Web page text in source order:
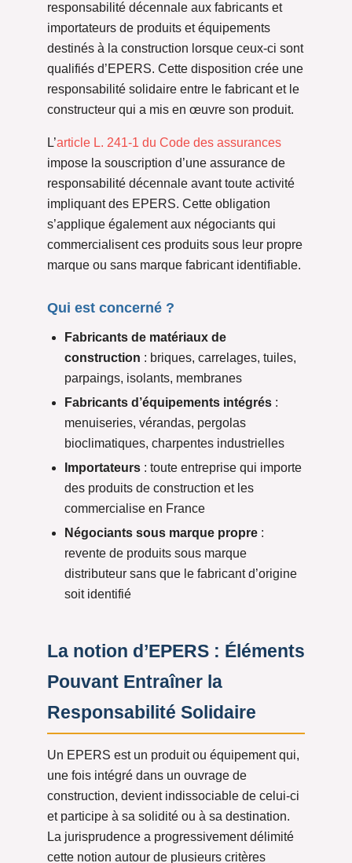
responsabilité décennale aux fabricants et
importateurs de produits et équipements
destinés à la construction lorsque ceux-ci sont
qualifiés d’EPERS. Cette disposition crée une
responsabilité solidaire entre le fabricant et le
constructeur qui a mis en œuvre son produit.
L’article L. 241-1 du Code des assurances
impose la souscription d’une assurance de
responsabilité décennale avant toute activité
impliquant des EPERS. Cette obligation
s’applique également aux négociants qui
commercialisent ces produits sous leur propre
marque ou sans marque fabricant identifiable.
Qui est concerné ?
Fabricants de matériaux de
construction : briques, carrelages, tuiles,
parpaings, isolants, membranes
Fabricants d’équipements intégrés :
menuiseries, vérandas, pergolas
bioclimatiques, charpentes industrielles
Importateurs : toute entreprise qui importe
des produits de construction et les
commercialise en France
Négociants sous marque propre :
revente de produits sous marque
distributeur sans que le fabricant d’origine
soit identifié
La notion d’EPERS : Éléments
Pouvant Entraîner la
Responsabilité Solidaire
Un EPERS est un produit ou équipement qui,
une fois intégré dans un ouvrage de
construction, devient indissociable de celui-ci
et participe à sa solidité ou à sa destination.
La jurisprudence a progressivement délimité
cette notion autour de plusieurs critères